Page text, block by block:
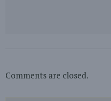
Comments are closed.